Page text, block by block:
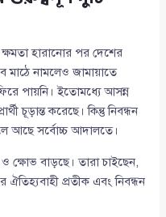
হারানোর পর দেশের
মাঠে নামলেও জামায়াতে
পায়নি। ইতোমধ্যে আসন্ন
চূড়ান্ত করেছে। কিন্তু নিবন্ধন
আছে সর্বোচ্চ আদালতে।
ক্ষোভ বাড়ছে। তারা চাইছেন,
ঐতিহ্যবাহী প্রতীক এবং নিবন্ধন